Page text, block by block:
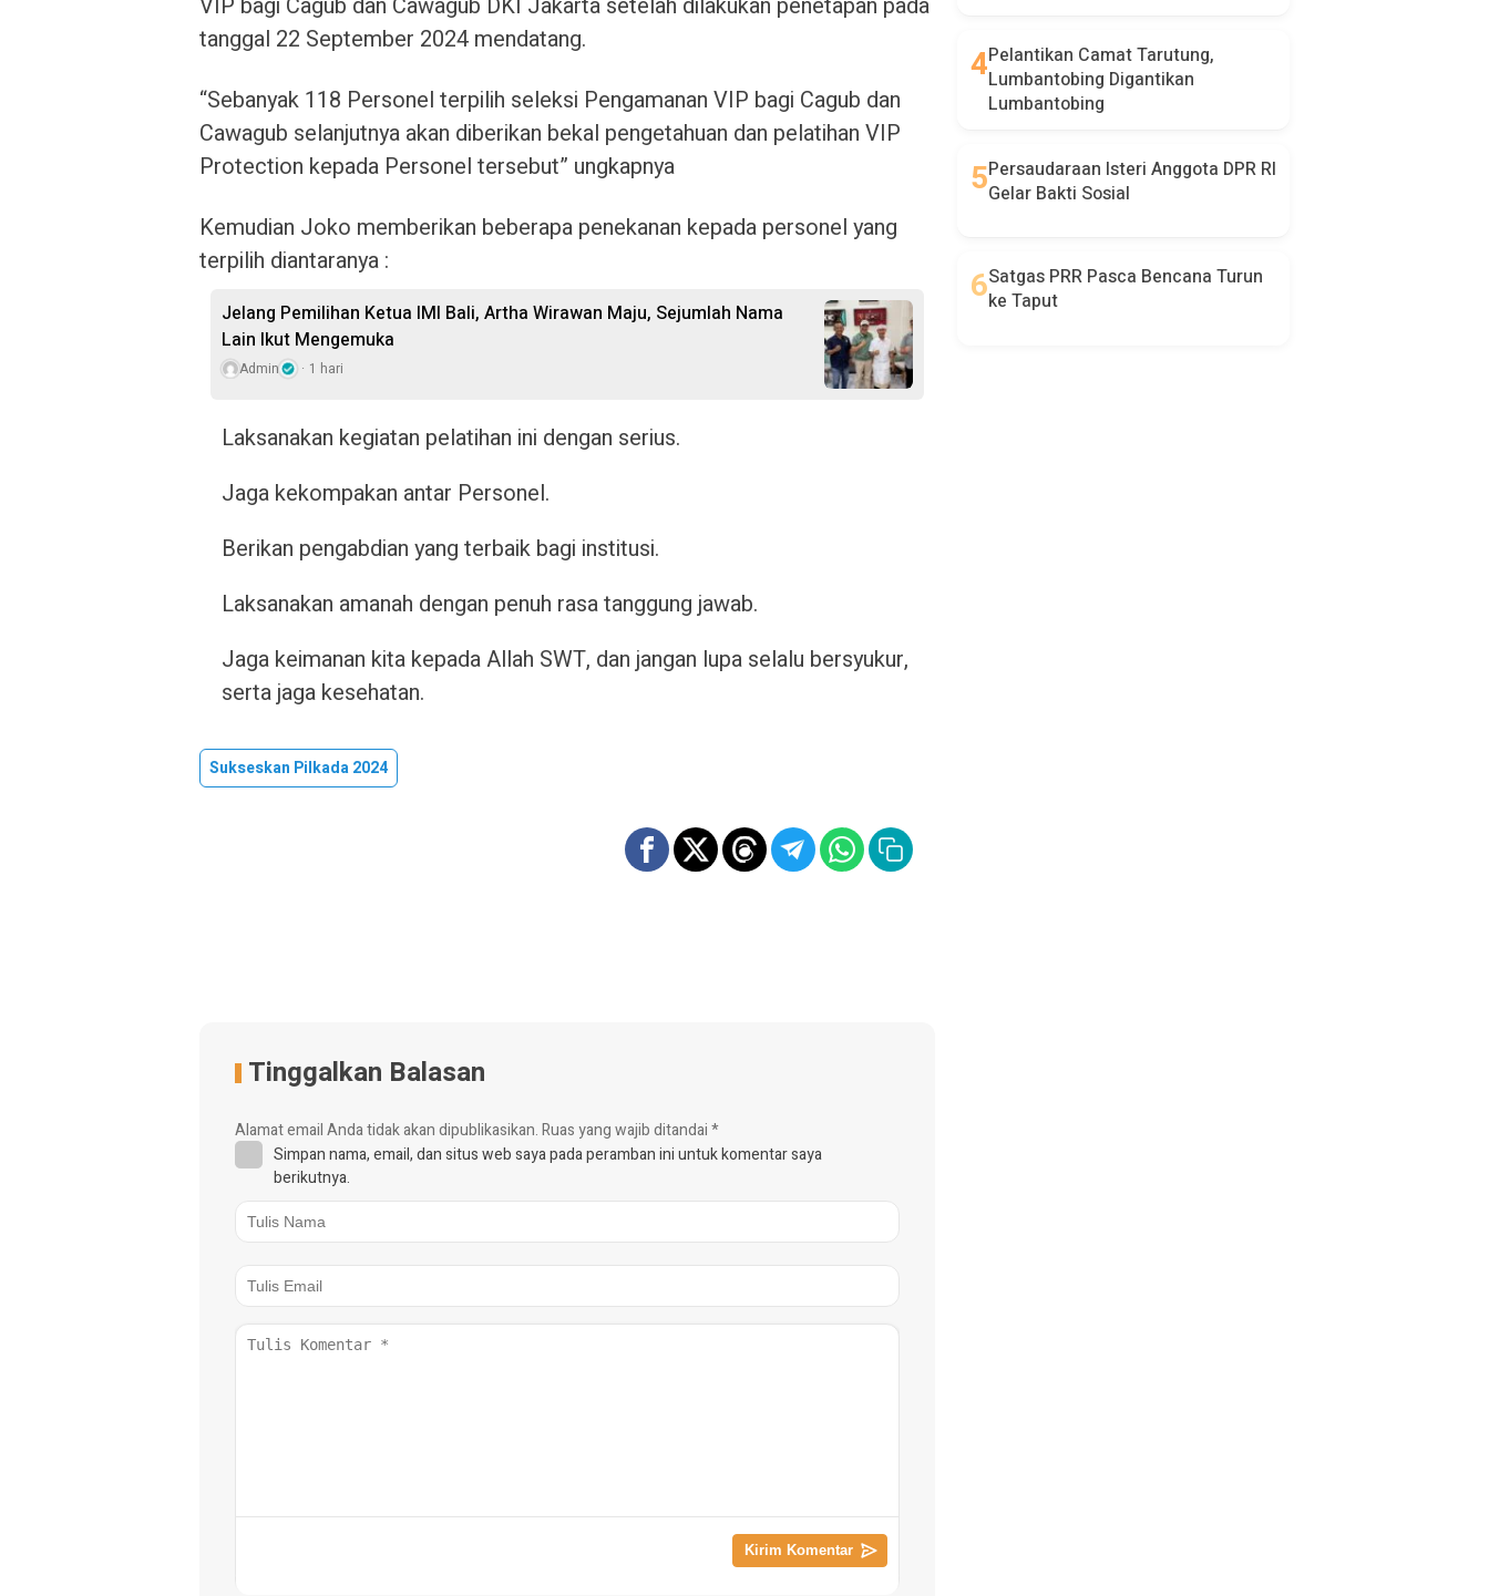
tanggal 22 September 2024 mendatang.
“Sebanyak 118 Personel terpilih seleksi Pengamanan VIP bagi Cagub dan
Cawagub selanjutnya akan diberikan bekal pengetahuan dan pelatihan VIP
Protection kepada Personel tersebut” ungkapnya
Kemudian Joko memberikan beberapa penekanan kepada personel yang
terpilih diantaranya :
Jelang Pemilihan Ketua IMI Bali, Artha Wirawan Maju, Sejumlah Nama
Lain Ikut Mengemuka
Admin 1 hari
Laksanakan kegiatan pelatihan ini dengan serius.
Jaga kekompakan antar Personel.
Berikan pengabdian yang terbaik bagi institusi.
Laksanakan amanah dengan penuh rasa tanggung jawab.
Jaga keimanan kita kepada Allah SWT, dan jangan lupa selalu bersyukur,
serta jaga kesehatan.
Sukseskan Pilkada 2024
Tinggalkan Balasan
Alamat email Anda tidak akan dipublikasikan.Ruas yang wajib ditandai*
Simpan nama, email, dan situs web saya pada peramban ini untuk komentar saya
berikutnya.
Pelantikan Camat Tarutung,
Lumbantobing Digantikan
Lumbantobing
Persaudaraan Isteri Anggota DPR RI
Gelar Bakti Sosial
Satgas PRR Pasca Bencana Turun
ke Taput